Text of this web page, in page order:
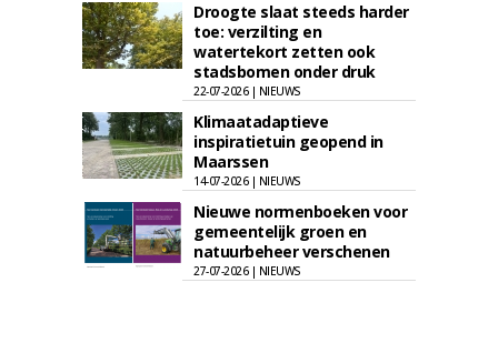
Droogte slaat steeds harder
toe: verzilting en
watertekort zetten ook
stadsbomen onder druk
22-07-2026 | NIEUWS
Klimaatadaptieve
inspiratietuin geopend in
Maarssen
14-07-2026 | NIEUWS
Nieuwe normenboeken voor
gemeentelijk groen en
natuurbeheer verschenen
27-07-2026 | NIEUWS